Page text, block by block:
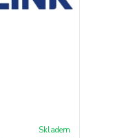
Skladem